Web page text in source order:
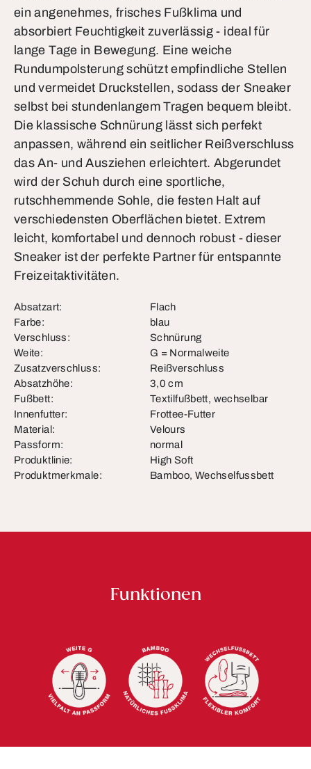
ein angenehmes, frisches Fußklima und
absorbiert Feuchtigkeit zuverlässig - ideal für
lange Tage in Bewegung. Eine weiche
Rundumpolsterung schützt empfindliche Stellen
und vermeidet Druckstellen, sodass der Sneaker
selbst bei stundenlangem Tragen bequem bleibt.
Die klassische Schnürung lässt sich perfekt
anpassen, während ein seitlicher Reißverschluss
das An- und Ausziehen erleichtert. Abgerundet
wird der Schuh durch eine sportliche,
rutschhemmende Sohle, die festen Halt auf
verschiedensten Oberflächen bietet. Extrem
leicht, komfortabel und dennoch robust - dieser
Sneaker ist der perfekte Partner für entspannte
Freizeitaktivitäten.
Absatzart:
Flach
Farbe:
blau
Verschluss:
Schnürung
Weite:
G = Normalweite
Zusatzverschluss:
Reißverschluss
Absatzhöhe:
3,0 cm
Fußbett:
Textilfußbett, wechselbar
Innenfutter:
Frottee-Futter
Material:
Velours
Passform:
normal
Produktlinie:
High Soft
Produktmerkmale:
Bamboo, Wechselfussbett
Funktionen